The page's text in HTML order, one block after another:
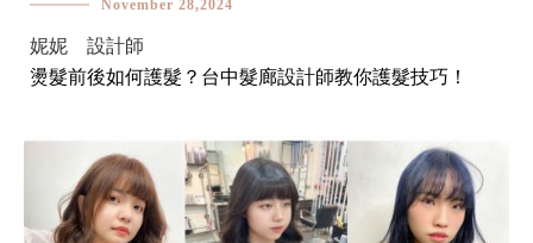
November 28,2024
妮妮 設計師
燙髮前後如何護髮？台中髮廊設計師教你護髮技巧！